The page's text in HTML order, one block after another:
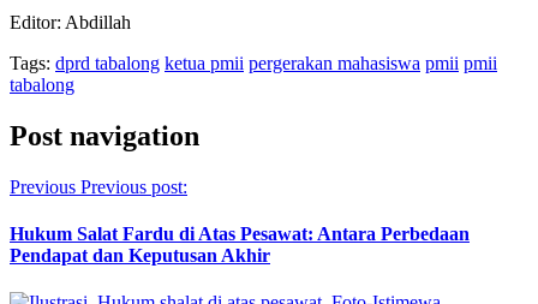
Editor: Abdillah
Tags: dprd tabalong ketua pmii pergerakan mahasiswa pmii pmii
tabalong
Post navigation
Previous Previous post:
Hukum Salat Fardu di Atas Pesawat: Antara Perbedaan
Pendapat dan Keputusan Akhir